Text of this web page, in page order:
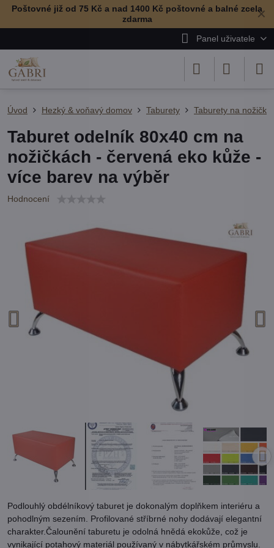
✕
Poštovné již od 75 Kč a nad 1400 Kč poštovné a balné zcela
zdarma
Panel uživatele
Úvod Hezký & voňavý domov Taburety Taburety na
Taburet odelník 80x40 cm na
nožičkách - červená eko kůže -
více barev na výběr
Hodnocení
Podlouhlý obdélníkový taburet je dokonalým doplňkem interiéru a
pohodlným sezením. Profilované stříbrné nohy dodávají elegantní
charakter.Čalounění taburetu je odolná hnědá ekokůže, což je
vynikající potahový materiál používaný v nábytkářském průmyslu.